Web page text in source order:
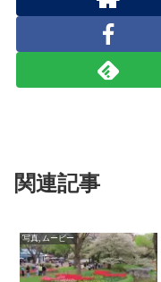
関連記事
写真, ムービー